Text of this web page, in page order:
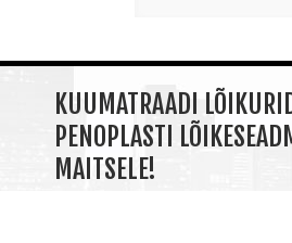
KUUMATRAADI
PENOPLASTI
MAITSELE!